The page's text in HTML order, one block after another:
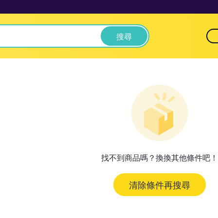
搜尋
找不到商品嗎？換換其他條件吧！
清除條件再搜尋